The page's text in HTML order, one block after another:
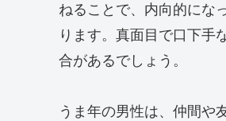
ねることで、内向的にな
ります。真面目で口下手
合があるでしょう。
うま年の男性は、仲間や